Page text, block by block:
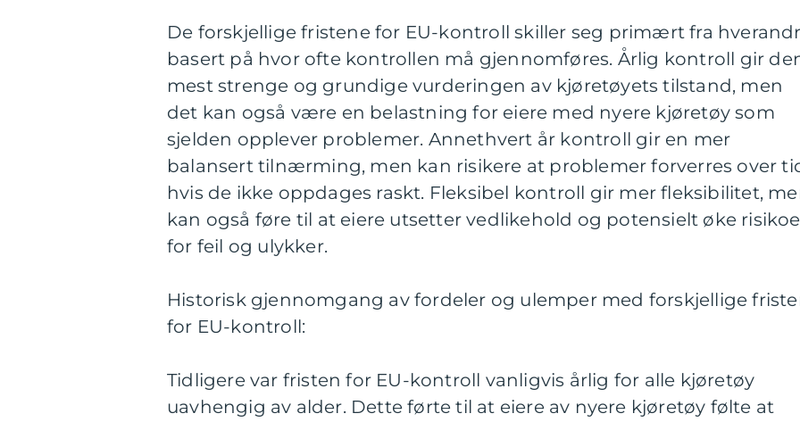
De forskjellige fristene for EU-kontroll skiller seg primært fra
basert på hvor ofte kontrollen må gjennomføres. Årlig kontroll gir
mest strenge og grundige vurderingen av kjøretøyets tilstand, men
det kan også være en belastning for eiere med nyere kjøretøy som
sjelden opplever problemer. Annethvert år kontroll gir en mer
balansert tilnærming, men kan risikere at problemer forverres over
hvis de ikke oppdages raskt. Fleksibel kontroll gir mer fleksibilitet,
kan også føre til at eiere utsetter vedlikehold og potensielt øke
for feil og ulykker.
Historisk gjennomgang av fordeler og ulemper med forskjellige
for EU-kontroll:
Tidligere var fristen for EU-kontroll vanligvis årlig for alle kjøretøy
uavhengig av alder. Dette førte til at eiere av nyere kjøretøy følte at